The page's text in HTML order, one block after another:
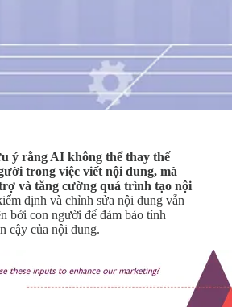
ý rằng AI không thể thay thế
trong việc viết nội dung, mà
và tăng cường quá trình tạo nội
định và chỉnh sửa nội dung vẫn
bởi con người để đảm bảo tính
cậy của nội dung.